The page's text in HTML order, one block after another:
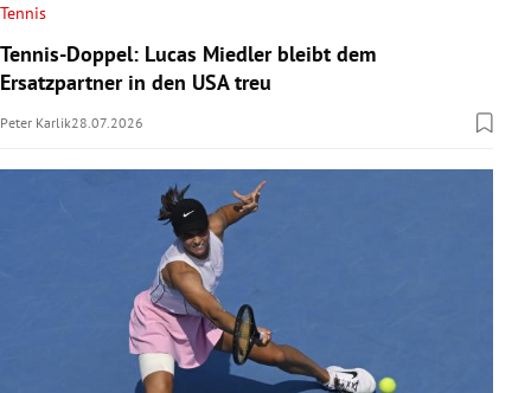
Tennis
Tennis-Doppel: Lucas Miedler bleibt dem
Ersatzpartner in den USA treu
Peter Karlik28.07.2026